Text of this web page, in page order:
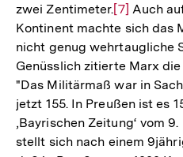
zwei Zentimeter.Zur
Auflösung
der
Fußnote
[7] Auch
Kontinent machte sich das
nicht genug wehrtaugliche
Genüsslich zitierte Marx
"Das Militärmaß war in
jetzt 155. In Preußen ist es
‚Bayrischen Zeitung‘ vom
stellt sich nach einem